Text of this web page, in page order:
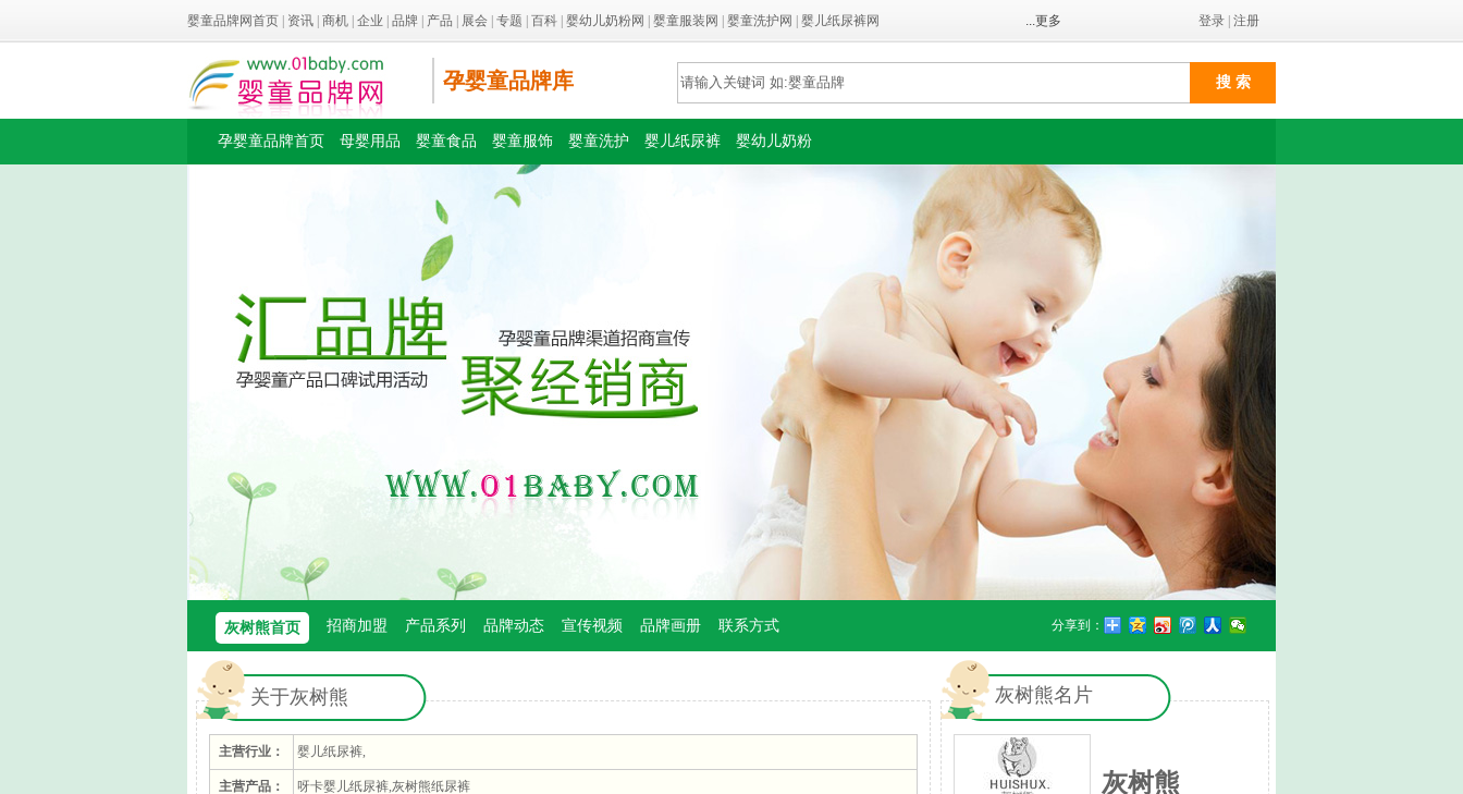
婴童品牌网首页 资讯 商机 企业 品牌 产品 展会 专题 百科 婴幼儿奶粉网 婴童服装网 婴童洗护网 婴儿纸尿裤网 ...更多 登录 注册
孕婴童品牌库
孕婴童品牌首页 母婴用品 婴童食品 婴童服饰 婴童洗护 婴儿纸尿裤 婴幼儿奶粉
分享到：
灰树熊首页 招商加盟 产品系列 品牌动态 宣传视频 品牌画册 联系方式
关于灰树熊
主营行业： 婴儿纸尿裤,
主营产品： 呀卡婴儿纸尿裤,灰树熊纸尿裤
灰树熊名片
灰树熊